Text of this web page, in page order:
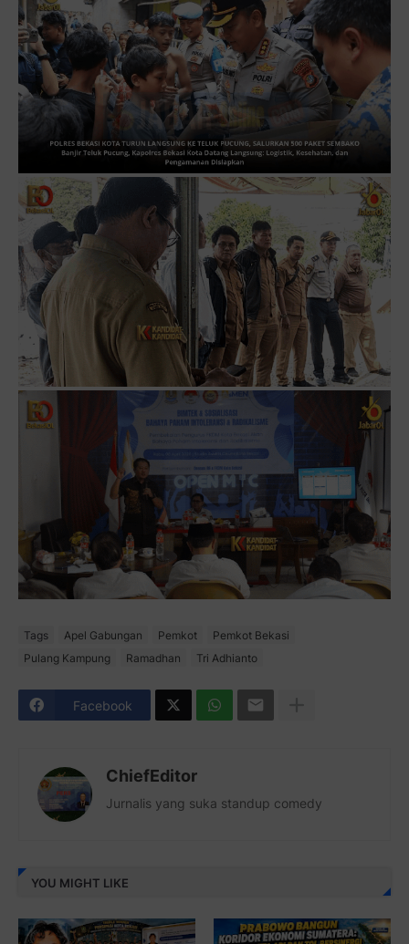
Tags Apel Gabungan Pemkot
Pemkot Bekasi
Pulang Kampung
Ramadhan Tri Adhianto
Facebook
ChiefEditor
Jurnalis yang suka standup comedy
YOU MIGHT LIKE